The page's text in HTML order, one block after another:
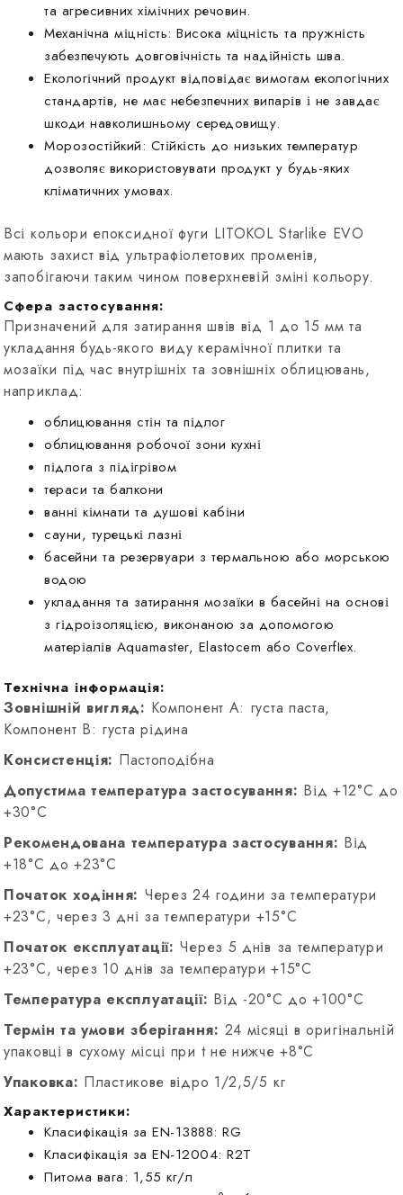
та агресивних хімічних речовин.
Механічна міцність: Висока міцність та пружність
забезпечують довговічність та надійність шва.
Екологічний продукт відповідає вимогам екологічних
стандартів, не має небезпечних випарів і не завдає
шкоди навколишньому середовищу.
Морозостійкий: Стійкість до низьких температур
дозволяє використовувати продукт у будь-яких
кліматичних умовах.
Всі кольори епоксидної фуги LITOKOL Starlike EVO
мають захист від ультрафіолетових променів,
запобігаючи таким чином поверхневій зміні кольору.
Сфера застосування:
Призначений для затирання швів від 1 до 15 мм та
укладання будь-якого виду керамічної плитки та
мозаїки під час внутрішніх та зовнішніх облицювань,
наприклад:
облицювання стін та підлог
облицювання робочої зони кухні
підлога з підігрівом
тераси та балкони
ванні кімнати та душові кабіни
сауни, турецькі лазні
басейни та резервуари з термальною або морською
водою
укладання та затирання мозаїки в басейні на основі
з гідроізоляцією, виконаною за допомогою
матеріалів Aquamaster, Elastocem або СоverfIеx.
Технічна інформація:
Зовнішній вигляд: Компонент А: густа паста,
Компонент В: густа рідина
Консистенція: Пастоподібна
Допустима температура застосування: Від +12°C до
+30°C
Рекомендована температура застосування: Від
+18°C до +23°C
Початок ходіння: Через 24 години за температури
+23°С, через 3 дні за температури +15°С
Початок експлуатації: Через 5 днів за температури
+23°С, через 10 днів за температури +15°С
Температура експлуатації: Від -20°C до +100°C
Термін та умови зберігання: 24 місяці в оригінальній
упаковці в сухому місці при t не нижче +8°С
Упаковка: Пластикове відро 1/2,5/5 кг
Характеристики:
Класифікація за EN-13888: RG
Класифікація за EN-12004: R2T
Питома вага: 1,55 кг/л